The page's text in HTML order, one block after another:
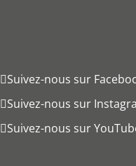
Suivez-nous sur
Suivez-nous sur
Suivez-nous sur